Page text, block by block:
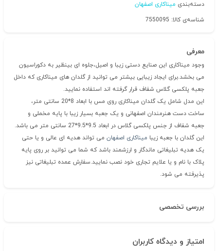
دسته‌بندی میناکاری اصفهان
شناسه‌ی کالا: 7550095
معرفی
وجود میناکاری این صنایع دستی زیبا و اصیل،جلوه ای بینظیر به دکوراسیون
می بخشد.برای ایجاد زیبایی بیشتر می توانید از گلدان های میناکاری که داخل
جعبه پلکسی گلاس شفاف قرار گرفته اند استفاده نمایید.
این مدل شامل یک گلدان میناکاری روی مس با ابعاد 8*20 سانتی متر،
ساخت دست هنرمندان اصفهانی و یک جعبه بسیار زیبا با پایه مخملی و
جعبه شفاف از جنس پلکسی گلاس در ابعاد 9.5*9.5*27 سانتی متر می باشد.
این گلدان با جعبه زیبا میناکاری اصفهان می تواند هدیه ای عالی و یا حتی
یک هدیه تبلیغاتی ماندگار و ارزشمند باشد که شما می توانید بر روی پایه
پلاک با نام و یا علایم تجاری خود نصب نمایید.سفارش عمده تبلیغاتی نیز
پذیرفته می شود.
بررسی تخصصی
امتیاز و دیدگاه کاربران